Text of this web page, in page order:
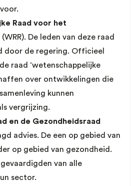
Raad voor het
(WRR). De leden van deze raad
door de regering. Officieel
raad ‘wetenschappelijke
over ontwikkelingen die
kunnen
vergrijzing.
en de Gezondheidsraad
advies. De een op gebied van
op gebied van gezondheid.
van alle
sector.